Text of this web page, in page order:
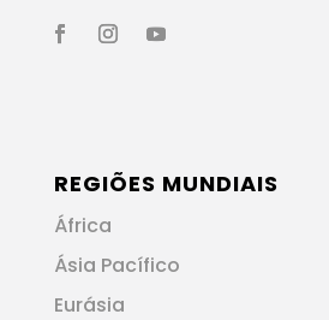
REGIÕES MUNDIAIS
África
Ásia Pacífico
Eurásia